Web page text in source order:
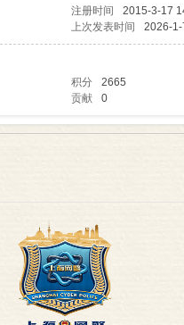
注册时间
2015-3-17
上次发表时间 2026-
积分
2665
贡献 0